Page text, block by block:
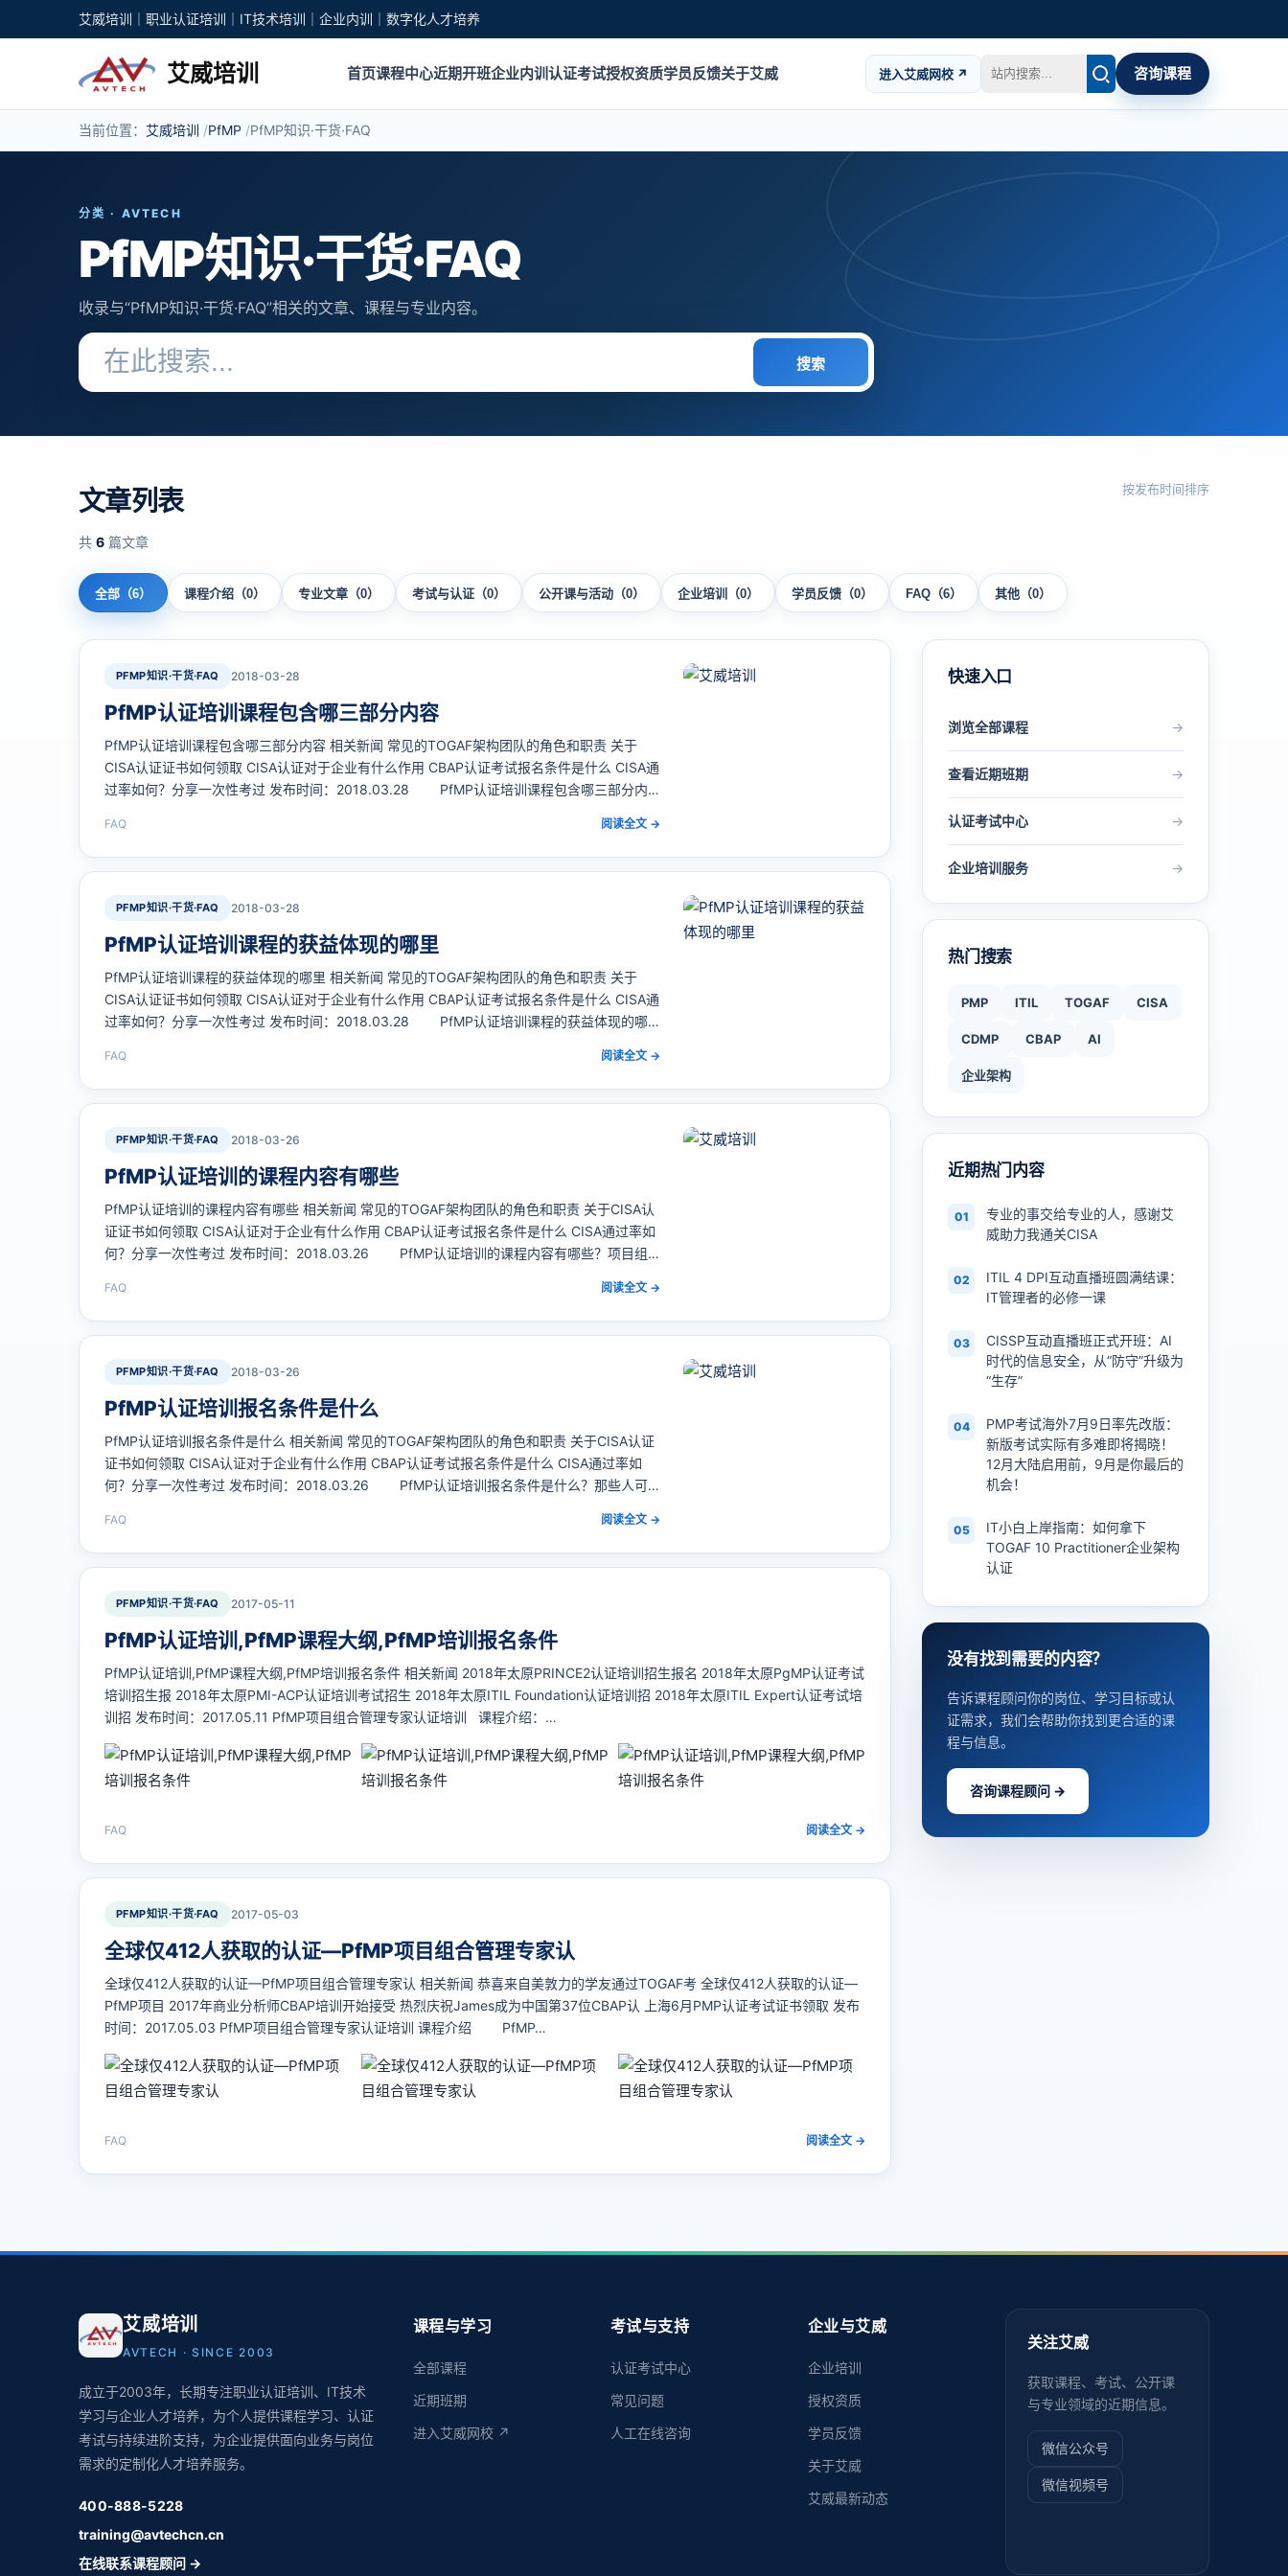
艾威培训｜职业认证培训｜IT技术培训｜企业内训｜数字化人才培养
艾威培训 首页课程中心近期开班企业内训认证考试授权资质学员反馈关于艾威 进入艾威网校 ↗ 咨询课程
当前位置： 艾威培训 PfMP PfMP知识·干货·FAQ
分类 · AVTECH
PfMP知识·干货·FAQ
收录与“PfMP知识·干货·FAQ”相关的文章、课程与专业内容。
搜索关键词
搜索
文章列表
共 6 篇文章
按发布时间排序
全部（6） 课程介绍（0） 专业文章（0） 考试与认证（0） 公开课与活动（0） 企业培训（0） 学员反馈（0） FAQ（6） 其他（0）
PFMP知识·干货·FAQ 2018-03-28
PfMP认证培训课程包含哪三部分内容
PfMP认证培训课程包含哪三部分内容 相关新闻 常见的TOGAF架构团队的角色和职责 关于
CISA认证证书如何领取 CISA认证对于企业有什么作用 CBAP认证考试报名条件是什么 CISA通
过率如何？分享一次性考过 发布时间：2018.03.28 PfMP认证培训课程包含哪三部分内
FAQ 阅读全文 →
PFMP知识·干货·FAQ 2018-03-28
PfMP认证培训课程的获益体现的哪里
PfMP认证培训课程的获益体现的哪里 相关新闻 常见的TOGAF架构团队的角色和职责 关于
CISA认证证书如何领取 CISA认证对于企业有什么作用 CBAP认证考试报名条件是什么 CISA通
过率如何？分享一次性考过 发布时间：2018.03.28 PfMP认证培训课程的获益体现的哪
层与…
FAQ 阅读全文 →
PFMP知识·干货·FAQ 2018-03-26
PfMP认证培训的课程内容有哪些
PfMP认证培训的课程内容有哪些 相关新闻 常见的TOGAF架构团队的角色和职责 关于CISA认
证证书如何领取 CISA认证对于企业有什么作用 CBAP认证考试报名条件是什么 CISA通过率如
何？分享一次性考过 发布时间：2018.03.26 PfMP认证培训的课程内容有哪些？项目组
管…
FAQ 阅读全文 →
PFMP知识·干货·FAQ 2018-03-26
PfMP认证培训报名条件是什么
PfMP认证培训报名条件是什么 相关新闻 常见的TOGAF架构团队的角色和职责 关于CISA认证
证书如何领取 CISA认证对于企业有什么作用 CBAP认证考试报名条件是什么 CISA通过率如
何？分享一次性考过 发布时间：2018.03.26 PfMP认证培训报名条件是什么？那些人可
于’why’和’what’这类问题。项…
FAQ 阅读全文 →
PFMP知识·干货·FAQ 2017-05-11
PfMP认证培训,PfMP课程大纲,PfMP培训报名条件
PfMP认证培训,PfMP课程大纲,PfMP培训报名条件 相关新闻 2018年太原PRINCE2认证培训招生报名 2018年太原PgMP认证考试
培训招生报 2018年太原PMI-ACP认证培训考试招生 2018年太原ITIL Foundation认证培训招 2018年太原ITIL Expert认证考试培
训招 发布时间：2017.05.11 PfMP项目组合管理专家认证培训 课程介绍：…
FAQ 阅读全文 →
PFMP知识·干货·FAQ 2017-05-03
全球仅412人获取的认证—PfMP项目组合管理专家认
全球仅412人获取的认证—PfMP项目组合管理专家认 相关新闻 恭喜来自美敦力的学友通过TOGAF考 全球仅412人获取的认证—
PfMP项目 2017年商业分析师CBAP培训开始接受 热烈庆祝James成为中国第37位CBAP认 上海6月PMP认证考试证书领取 发布
时间：2017.05.03 PfMP项目组合管理专家认证培训 课程介绍 PfMP…
FAQ 阅读全文 →
快速入口
浏览全部课程 →
查看近期班期 →
认证考试中心 →
企业培训服务 →
热门搜索
PMP ITIL TOGAF CISA
CDMP CBAP AI
企业架构
近期热门内容
01
专业的事交给专业的人，感谢艾
威助力我通关CISA
02
ITIL 4 DPI互动直播班圆满结课：
IT管理者的必修一课
03
CISSP互动直播班正式开班：AI
时代的信息安全，从“防守”升级为
“生存”
04
PMP考试海外7月9日率先改版：
新版考试实际有多难即将揭晓！
12月大陆启用前，9月是你最后的
机会！
05
IT小白上岸指南：如何拿下
TOGAF 10 Practitioner企业架构
认证
没有找到需要的内容？
告诉课程顾问你的岗位、学习目标或认
证需求，我们会帮助你找到更合适的课
程与信息。
咨询课程顾问 →
艾威培训
AVTECH · SINCE 2003
成立于2003年，长期专注职业认证培训、IT技术
学习与企业人才培养，为个人提供课程学习、认证
考试与持续进阶支持，为企业提供面向业务与岗位
需求的定制化人才培养服务。
400-888-5228
training@avtechcn.cn
在线联系课程顾问 →
课程与学习
全部课程
近期班期
进入艾威网校 ↗
考试与支持
认证考试中心
常见问题
人工在线咨询
企业与艾威
企业培训
授权资质
学员反馈
关于艾威
艾威最新动态
关注艾威
获取课程、考试、公开课
与专业领域的近期信息。
微信公众号
微信视频号